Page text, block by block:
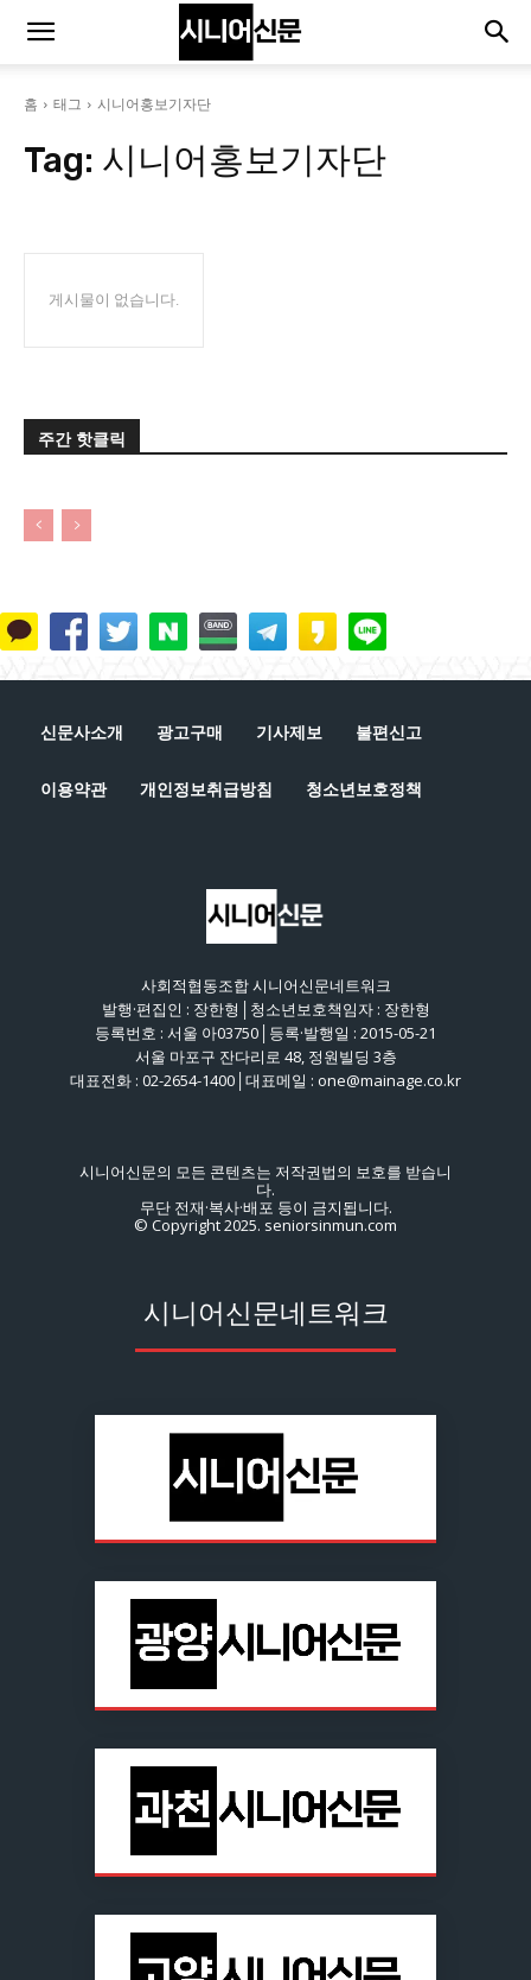
홈 태그 시니어홍보기자단
Tag: 시니어홍보기자단
게시물이 없습니다.
주간 핫클릭
신문사소개 광고구매 기사제보 불편신고
이용약관 개인정보취급방침 청소년보호정책
사회적협동조합 시니어신문네트워크
발행·편집인 : 장한형│청소년보호책임자 : 장한형
등록번호 : 서울 아03750│등록·발행일 : 2015-05-21
서울 마포구 잔다리로 48, 정원빌딩 3층
대표전화 : 02-2654-1400│대표메일 : one@mainage.co.kr
시니어신문의 모든 콘텐츠는 저작권법의 보호를 받습니
다.
무단 전재·복사·배포 등이 금지됩니다.
© Copyright 2025. seniorsinmun.com
시니어신문네트워크